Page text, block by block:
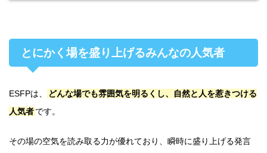
とにかく場を盛り上げるみんなの人気者
ESFPは、
どんな場でも雰囲気を明るくし、自然と人を惹きつける
人気者です。
その場の空気を読み取る力が優れており、瞬時に盛り上げる発言